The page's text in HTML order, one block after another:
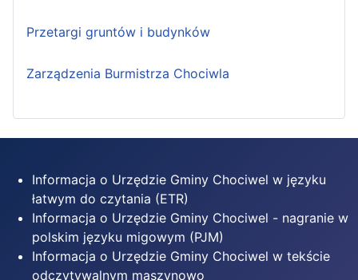
Przetargi gruntów i budynków
Zarządzenia Burmistrza Chociwla
Informacja o Urzędzie Gminy Chociwel w języku
łatwym do czytania (ETR)
Informacja o Urzędzie Gminy Chociwel - nagranie w
polskim języku migowym (PJM)
Informacja o Urzędzie Gminy Chociwel w tekście
odczytywalnym maszynowo